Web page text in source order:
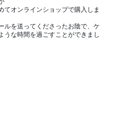
てオンラインショップで購入しま
ルを送ってくださったお陰で、ケ
うな時間を過ごすことができまし